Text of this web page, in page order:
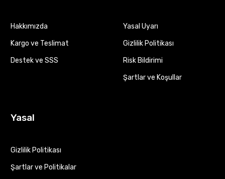
Hakkımızda
Kargo ve Teslimat
Destek ve SSS
Yasal Uyarı
Gizlilik Politikası
Risk Bildirimi
Şartlar ve Koşullar
Yasal
Gizlilik Politikası
Şartlar ve Politikalar